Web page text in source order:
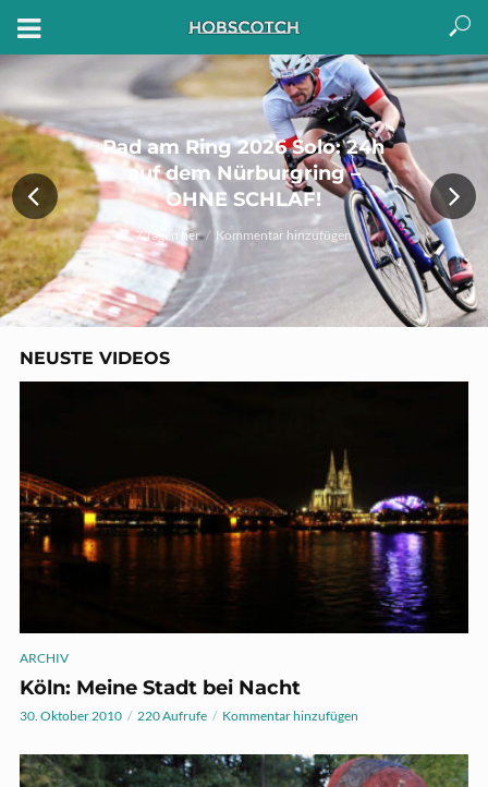
Wie geht es hier weiter?
Ehrliche Zweifel vor Rad am
Ring | HOBVLOG 010
2 Wochen her Kommentar hinzufügen
NEUSTE VIDEOS
ARCHIV
Köln: Meine Stadt bei Nacht
30. Oktober 2010 220 Aufrufe Kommentar hinzufügen